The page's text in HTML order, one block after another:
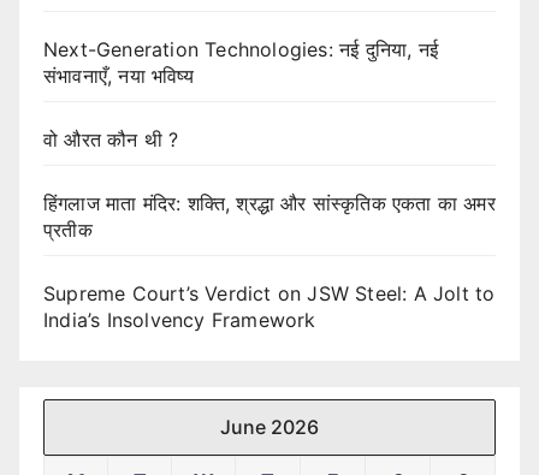
Next-Generation Technologies: नई दुनिया, नई
संभावनाएँ, नया भविष्य
वो औरत कौन थी ?
हिंगलाज माता मंदिर: शक्ति, श्रद्धा और सांस्कृतिक एकता का अमर
प्रतीक
Supreme Court’s Verdict on JSW Steel: A Jolt to
India’s Insolvency Framework
June 2026